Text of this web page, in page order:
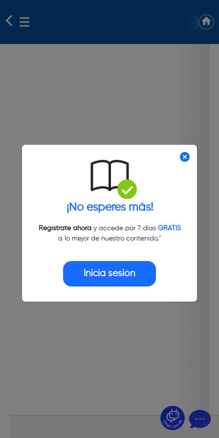
¡No esperes más!
Regístrate ahoray accede por 7 días GRATIS
a lo mejor de nuestro contenido."
Inicia sesión